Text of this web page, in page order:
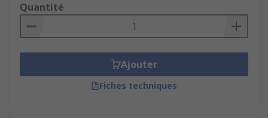
Quantité
Ajouter
Fiches techniques